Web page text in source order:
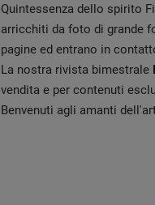
Quintessenza dello spirito
arricchiti da foto di grande
pagine ed entrano in
La nostra rivista bimestrale
vendita e per contenuti
Benvenuti agli amanti